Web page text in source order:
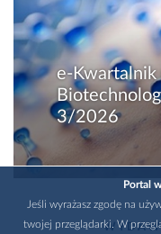
e-Kwartalnik
3/2026
Portal
Jeśli wyrażasz zgodę na
twojej przeglądarki. W